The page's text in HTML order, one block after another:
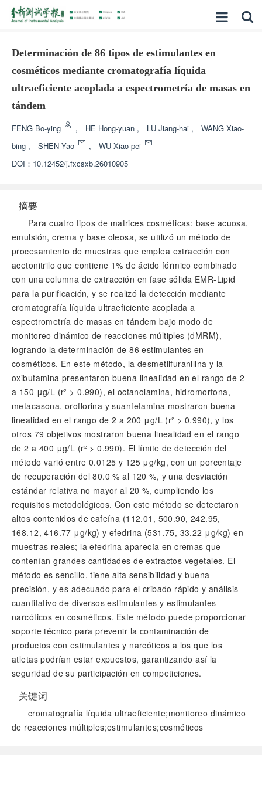
Determinación de 86 tipos de estimulantes en
cosméticos mediante cromatografía líquida
ultraeficiente acoplada a espectrometría de masas en
tándem
FENG Bo-ying , HE Hong-yuan , LU Jiang-hai ,
WANG Xiao-
bing , SHEN Yao ,
WU Xiao-pei
DOI： 10.12452/j.fxcsxb.26010905
摘要
Para cuatro tipos de matrices cosméticas: base acuosa,
emulsión, crema y base oleosa, se utilizó un método de
procesamiento de muestras que emplea extracción con
acetonitrilo que contiene 1% de ácido fórmico combinado
con una columna de extracción en fase sólida EMR-Lipid
para la purificación, y se realizó la detección mediante
cromatografía líquida ultraeficiente acoplada a
espectrometría de masas en tándem bajo modo de
monitoreo dinámico de reacciones múltiples (dMRM),
logrando la determinación de 86 estimulantes en
cosméticos. En este método, la desmetilfuranilina y la
oxibutamina presentaron buena linealidad en el rango de 2
a 150 μg/L (r² > 0.990), el octanolamina, hidromorfona,
metacasona, oroflorina y suanfetamina mostraron buena
linealidad en el rango de 2 a 200 μg/L (r² > 0.990), y los
otros 79 objetivos mostraron buena linealidad en el rango
de 2 a 400 μg/L (r² > 0.990). El límite de detección del
método varió entre 0.0125 y 125 μg/kg, con un porcentaje
de recuperación del 80.0 % al 120 %, y una desviación
estándar relativa no mayor al 20 %, cumpliendo los
requisitos metodológicos. Con este método se detectaron
altos contenidos de cafeína (112.01, 500.90, 242.95,
168.12, 416.77 μg/kg) y efedrina (531.75, 33.22 μg/kg) en
muestras reales; la efedrina aparecía en cremas que
contenían grandes cantidades de extractos vegetales. El
método es sencillo, tiene alta sensibilidad y buena
precisión, y es adecuado para el cribado rápido y análisis
cuantitativo de diversos estimulantes y estimulantes
narcóticos en cosméticos. Este método puede proporcionar
soporte técnico para prevenir la contaminación de
productos con estimulantes y narcóticos a los que los
atletas podrían estar expuestos, garantizando así la
seguridad de su participación en competiciones.
关键词
cromatografía líquida ultraeficiente;monitoreo dinámico
de reacciones múltiples;estimulantes;cosméticos